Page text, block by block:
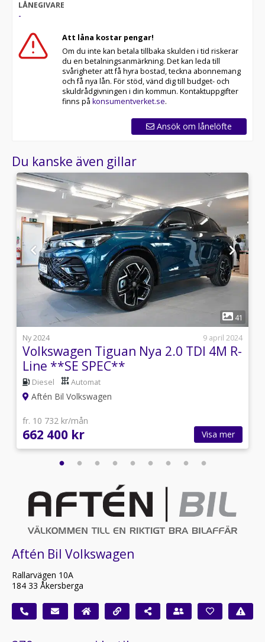
LÅNEGIVARE
-
Att låna kostar pengar!
Om du inte kan betala tillbaka skulden i tid riskerar
du en betalningsanmärkning. Det kan leda till
svårigheter att få hyra bostad, teckna abonnemang
och få nya lån. För stöd, vänd dig till budget- och
skuldrådgivningen i din kommun. Kontaktuppgifter
finns på konsumentverket.se.
Ansök om lånelöfte
Du kanske även gillar
1
41
Ny 2024
9 april 2024
Volkswagen Tiguan Nya 2.0 TDI 4M R-
Line **SE SPEC**
Diesel Automat
Aftén Bil Volkswagen
fr. 10 732 kr/mån
662 400 kr Visa mer
Aftén Bil Volkswagen
Rallarvägen 10A
184 33 Åkersberga